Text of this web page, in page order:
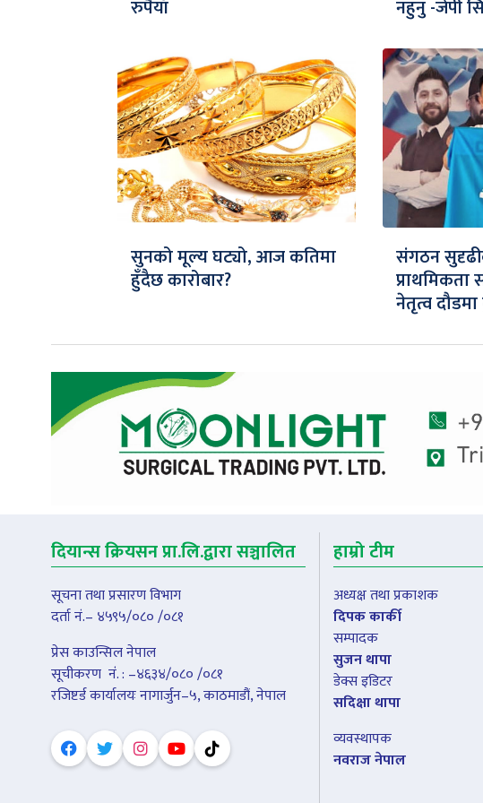
रुपैयाँ नहुनु -जेपी
सुनको मूल्य घट्यो, आज कतिमा
हुँदैछ कारोबार?
संगठन
नेतृत्व दौडमा
दियान्स क्रियसन प्रा.लि.द्वारा सञ्चालित
सूचना तथा प्रसारण विभाग
दर्ता नं.– ४५९५/०८० /०८१
प्रेस काउन्सिल नेपाल
सूचीकरण नंं. : –४६३४/०८० /०८१
रजिष्टर्ड कार्यालयः नागार्जुन–५, काठमाडौं, नेपाल
हाम्रो टीम
अध्यक्ष तथा प्रकाशक
दिपक कार्की
सम्पादक
सुजन थापा
डेक्स इडिटर
सदिक्षा थापा
व्यवस्थापक
नवराज नेपाल